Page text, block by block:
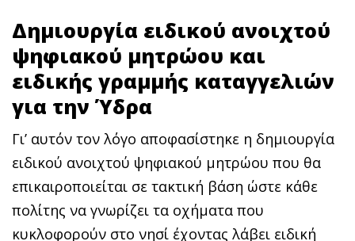
Δημιουργία ειδικού ανοιχτού
ψηφιακού μητρώου και
ειδικής γραμμής καταγγελιών
για την Ύδρα
Γι’ αυτόν τον λόγο αποφασίστηκε η δημιουργία
ειδικού ανοιχτού ψηφιακού μητρώου που θα
επικαιροποιείται σε τακτική βάση ώστε κάθε
πολίτης να γνωρίζει τα οχήματα που
κυκλοφορούν στο νησί έχοντας λάβει ειδική